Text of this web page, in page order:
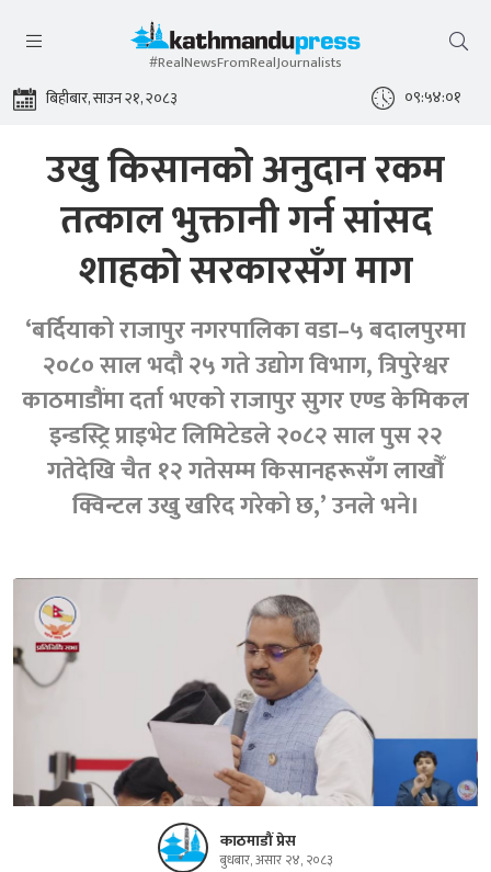
#RealNewsFromRealJournalists
बिहीबार, साउन २१, २०८३ ०९:५४:०१
उखु किसानको अनुदान रकम
तत्काल भुक्तानी गर्न सांसद
शाहको सरकारसँग माग
‘बर्दियाको राजापुर नगरपालिका वडा–५ बदालपुरमा
२०८० साल भदौ २५ गते उद्योग विभाग, त्रिपुरेश्वर
काठमाडौंमा दर्ता भएको राजापुर सुगर एण्ड केमिकल
इन्डस्ट्रि प्राइभेट लिमिटेडले २०८२ साल पुस २२
गतेदेखि चैत १२ गतेसम्म किसानहरूसँग लाखौँ
क्विन्टल उखु खरिद गरेको छ,’ उनले भने।
काठमाडौं प्रेस
बुधबार, असार २४, २०८३